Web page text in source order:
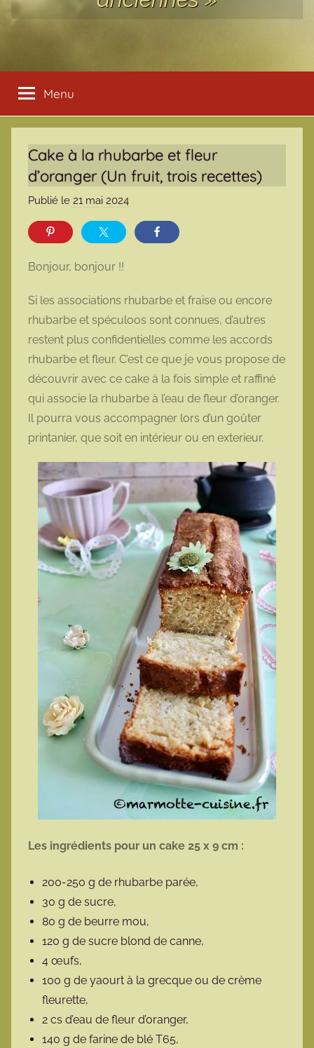
Menu
Cake à la rhubarbe et fleur
d’oranger (Un fruit, trois recettes)
Publié le 21 mai 2024
o
t
t
e
Bonjour, bonjour !!
Si les associations rhubarbe et fraise ou encore
rhubarbe et spéculoos sont connues, d’autres
restent plus confidentielles comme les accords
rhubarbe et fleur. C’est ce que je vous propose de
découvrir avec ce cake à la fois simple et raffiné
qui associe la rhubarbe à l’eau de fleur d’oranger.
Il pourra vous accompagner lors d’un goûter
printanier, que soit en intérieur ou en exterieur.
Les ingrédients pour un cake 25 x 9 cm :
200-250 g de rhubarbe parée,
30 g de sucre,
80 g de beurre mou,
120 g de sucre blond de canne,
4 œufs,
100 g de yaourt à la grecque ou de crème
fleurette,
2 cs d’eau de fleur d’oranger,
140 g de farine de blé T65,